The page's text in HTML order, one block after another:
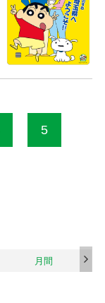
5
月間